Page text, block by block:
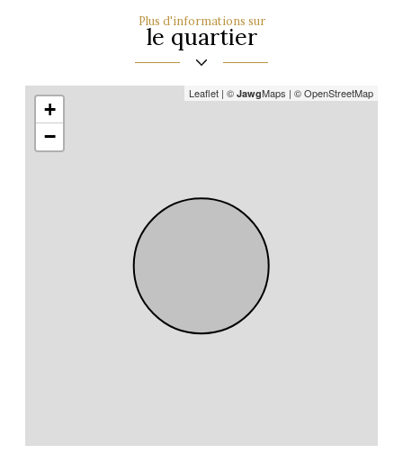
Plus d'informations sur
le quartier
+
−
Leaflet | © JawgMaps | © OpenStreetMap